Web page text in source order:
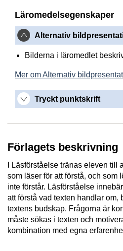
Läromedelsegenskaper
Alternativ
Bilderna i läromedlet
Mer om Alternativ
Tryckt punktskrift
Förlagets beskrivning
I Läsförståelse tränas eleven till
som läser för att förstå, och som
inte förstår. Läsförståelse
att förstå vad texten handlar om,
textens budskap. Frågorna är
måste sökas i texten och
kombination med egna